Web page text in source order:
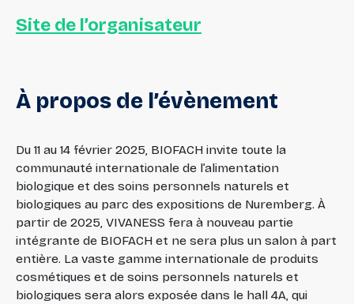
Site de l’organisateur
À propos de l’évènement
Du 11 au 14 février 2025, BIOFACH invite toute la
communauté internationale de l’alimentation
biologique et des soins personnels naturels et
biologiques au parc des expositions de Nuremberg. À
partir de 2025, VIVANESS fera à nouveau partie
intégrante de BIOFACH et ne sera plus un salon à part
entière. La vaste gamme internationale de produits
cosmétiques et de soins personnels naturels et
biologiques sera alors exposée dans le hall 4A, qui